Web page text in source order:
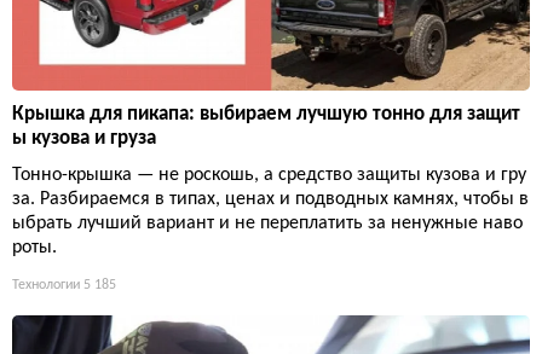
Крышка для пикапа: выбираем лучшую тонно для защит
ы кузова и груза
Тонно-крышка — не роскошь, а средство защиты кузова и гру
за. Разбираемся в типах, ценах и подводных камнях, чтобы в
ыбрать лучший вариант и не переплатить за ненужные наво
роты.
Технологии 5 185